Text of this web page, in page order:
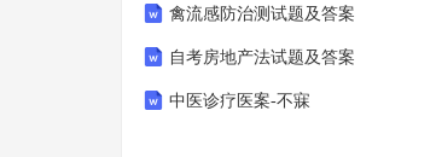
禽流感防治测试题及答案
自考房地产法试题及答案
中医诊疗医案-不寐